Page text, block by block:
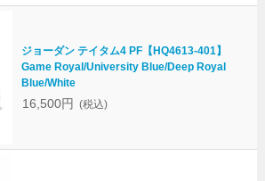
ジョーダン テイタム4 PF【HQ4613-401】
Game Royal/University Blue/Deep Royal
Blue/White
16,500円 (税込)